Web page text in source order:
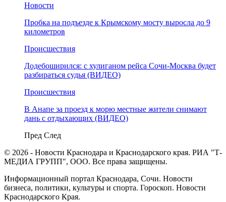
Новости
Пробка на подъезде к Крымскому мосту выросла до 9
километров
Происшествия
Додебоширился: с хулиганом рейса Сочи-Москва будет
разбираться судья (ВИДЕО)
Происшествия
В Анапе за проезд к морю местные жители снимают
дань с отдыхающих (ВИДЕО)
Пред След
© 2026 - Новости Краснодара и Краснодарского края. РИА "Т-
МЕДИА ГРУПП", ООО. Все права защищены.
Информационный портал Краснодара, Сочи. Новости
бизнеса, политики, культуры и спорта. Гороскоп. Новости
Краснодарского Края.